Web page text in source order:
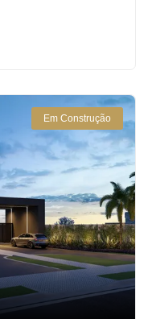
Em Construção